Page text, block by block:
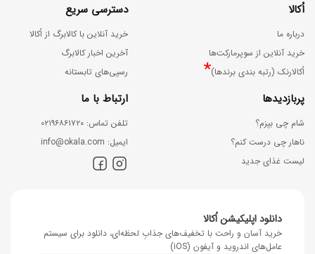
اُکالا
درباره ما
خرید آنلاین از سوپرمارکت‌ها
اُکالارنک (رتبه بندی برندها)*
دسترسی سریع
خرید آنلاین با کالابرگ از اُکالا
آخرین اخبار کالابرگ
رسپی‌های تابستانه
پربازدیدها
شام چی بپزم؟
ناهار چی درست کنم؟
لیست غذای جدید
ارتباط با ما
ﺗﻠﻔﻦ ﺗﻤﺎس: ۰۲۱۹۶۸۶۱۷۲۰
اﯾﻤﯿﻞ: info@okala.com
دانلود اپلیکیشن اُکالا
خرید آسان و راحت با تخفیف‌های جذابِ لحظه‌ای، دانلود برای سیستم
عامل‌های اندروید و آیفون (iOS)